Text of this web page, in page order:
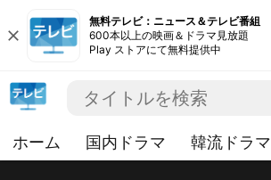
close
無料テレビ：ニュース＆テレビ番組
600本以上の映画＆ドラマ見放題
Play ストアにて無料提供中
ホーム 国内ドラマ 韓流ドラマ